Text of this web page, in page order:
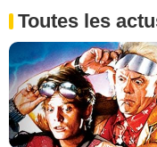
Toutes les